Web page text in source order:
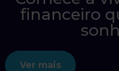
financeiro
Ver mais